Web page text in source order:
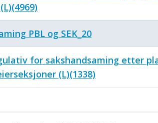
PBL og SEK_20
for sakshandsaming etter
(L)(1338)